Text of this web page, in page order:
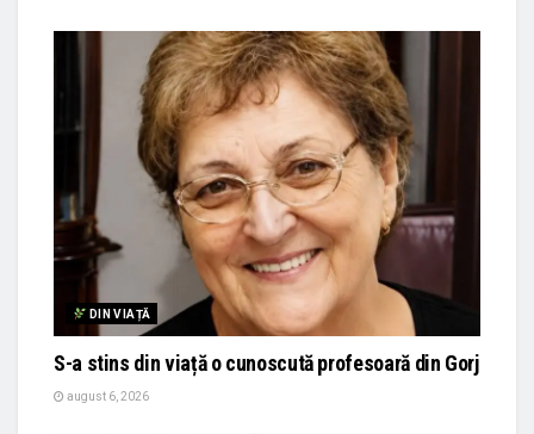
DIN VIAȚĂ
S-a stins din viață o cunoscută profesoară din Gorj
august 6, 2026